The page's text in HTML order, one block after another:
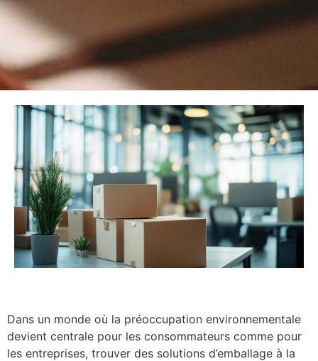
Dans un monde où la préoccupation environnementale
devient centrale pour les consommateurs comme pour
les entreprises, trouver des solutions d’emballage à la